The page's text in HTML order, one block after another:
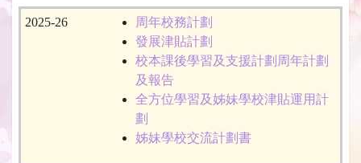
2025-26
周年校務計劃
發展津貼計劃
校本課後學習及支援計劃周年計劃
及報告
全方位學習及姊妹學校津貼運用計
劃
姊妹學校交流計劃書